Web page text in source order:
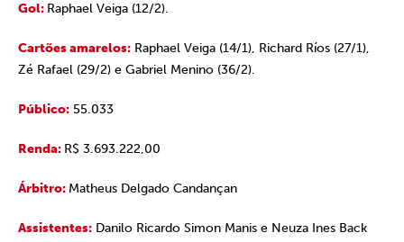
Gol: Raphael Veiga (12/2).
Cartões amarelos: Raphael Veiga (14/1), Richard Ríos (27/1),
Zé Rafael (29/2) e Gabriel Menino (36/2).
Público: 55.033
Renda: R$ 3.693.222,00
Árbitro: Matheus Delgado Candançan
Assistentes: Danilo Ricardo Simon Manis e Neuza Ines Back